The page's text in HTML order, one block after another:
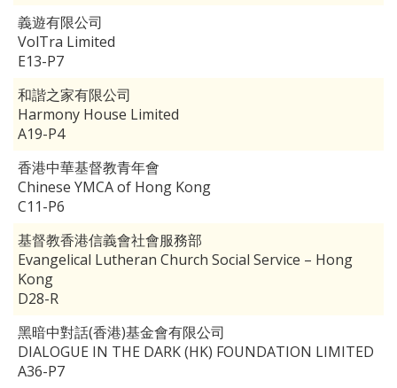
義遊有限公司
VolTra Limited
E13-P7
和諧之家有限公司
Harmony House Limited
A19-P4
香港中華基督教青年會
Chinese YMCA of Hong Kong
C11-P6
基督教香港信義會社會服務部
Evangelical Lutheran Church Social Service – Hong
Kong
D28-R
黑暗中對話(香港)基金會有限公司
DIALOGUE IN THE DARK (HK) FOUNDATION LIMITED
A36-P7